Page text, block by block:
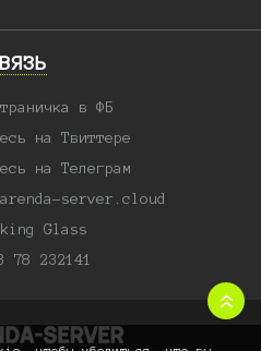
в ФБ
на Твиттере
на Телеграм
server.cloud
Glass
78 232141